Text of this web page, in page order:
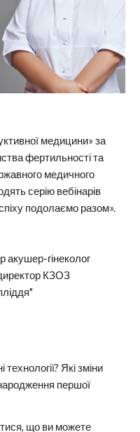
медицини» за
фертильності та
медичного
серію вебінарів
подолаємо разом».
акушер-гінеколог
директор КЗОЗ
Які зміни
першої
що ви можете